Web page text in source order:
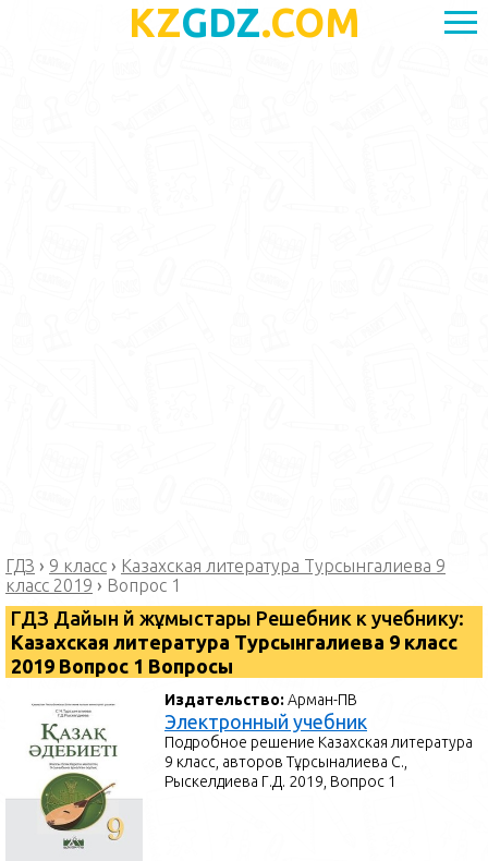
KZGDZ.COM
ГДЗ › 9 класс › Казахская литература Турсынгалиева 9
класс 2019 › Вопрос 1
ГДЗ Дайын үй жұмыстары Решебник к учебнику:
Казахская литература Турсынгалиева 9 класс
2019 Вопрос 1 Вопросы
Издательство:Арман-ПВ
Электронный учебник
Подробное решение Казахская литература
9 класс, авторов Тұрсынғалиева С.,
Рыскелдиева Г.Д. 2019, Вопрос 1